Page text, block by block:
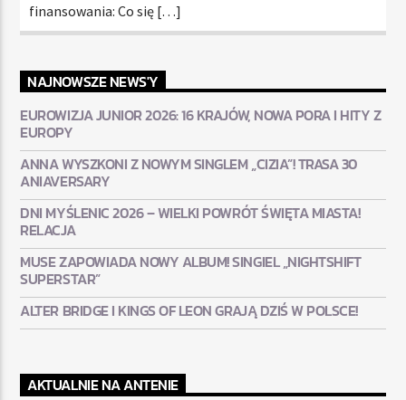
finansowania: Co się […]
NAJNOWSZE NEWS'Y
EUROWIZJA JUNIOR 2026: 16 KRAJÓW, NOWA PORA I HITY Z
EUROPY
ANNA WYSZKONI Z NOWYM SINGLEM „CIZIA”! TRASA 30
ANIAVERSARY
DNI MYŚLENIC 2026 – WIELKI POWRÓT ŚWIĘTA MIASTA!
RELACJA
MUSE ZAPOWIADA NOWY ALBUM! SINGIEL „NIGHTSHIFT
SUPERSTAR”
ALTER BRIDGE I KINGS OF LEON GRAJĄ DZIŚ W POLSCE!
AKTUALNIE NA ANTENIE